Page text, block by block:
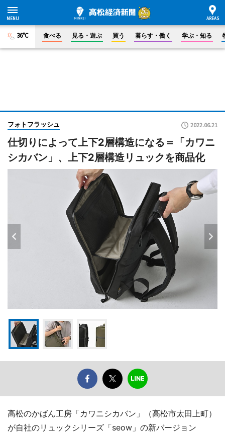
36°C 食べる 見る・遊ぶ 買う 暮らす・働く 学ぶ・知る
フォトフラッシュ 2022.06.21
仕切りによって上下2層構造になる＝「カワニ
シカバン」、上下2層構造リュックを商品化
高松のかばん工房「カワニシカバン」（高松市太田上町）
が自社のリュックシリーズ「seow」の新バージョン